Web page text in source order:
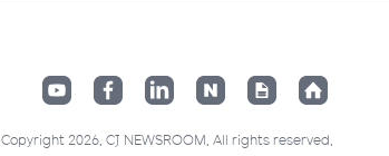
Copyright 2026. CJ NEWSROOM. All rights reserved.